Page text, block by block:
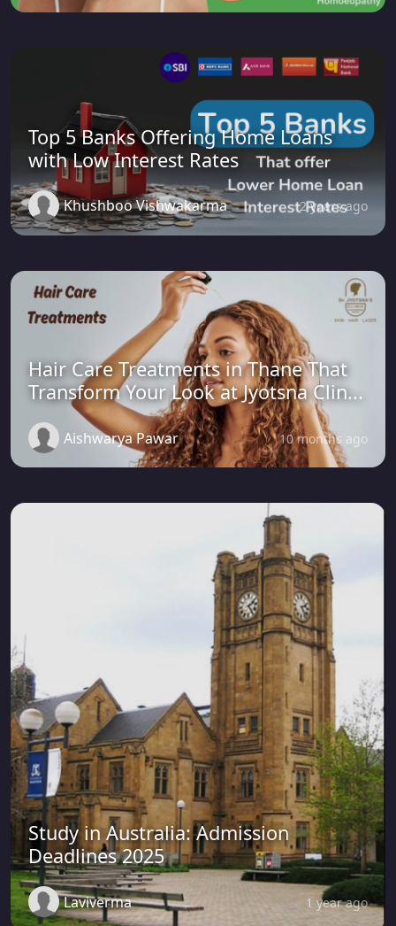
Top 5 Banks Offering Home Loans
with Low Interest Rates
Khushboo Vishwakarma 2 years ago
Hair Care Treatments in Thane That
Transform Your Look at Jyotsna Clin...
Aishwarya Pawar 10 months ago
Study in Australia: Admission
Deadlines 2025
Laviverma 1 year ago